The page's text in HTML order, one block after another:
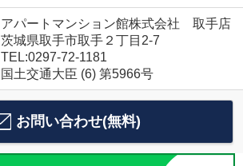
アパートマンション館株式会社 取手店
茨城県取手市取手２丁目2-7
TEL:0297-72-1181
国土交通大臣 (6) 第5966号
お問い合わせ(無料)